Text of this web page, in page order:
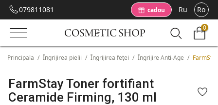
079811081 cadou Ru Ro
0
Principala / Îngrijirea pielii / Îngrijirea feței / Îngrijire Anti-Age /
FarmStay Toner fortifiant
Ceramide Firming, 130 ml